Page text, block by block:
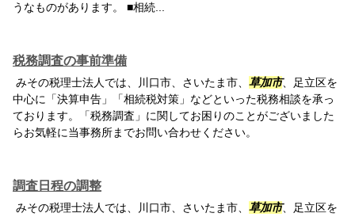
うなものがあります。 ■相続...
税務調査の事前準備
みその税理士法人では、川口市、さいたま市、 草加市、足立区を
中心に「決算申告」「相続税対策」などといった税務相談を承っ
ております。「税務調査」に関してお困りのことがございました
らお気軽に当事務所までお問い合わせください。
調査日程の調整
みその税理士法人では、川口市、さいたま市、 草加市、足立区を